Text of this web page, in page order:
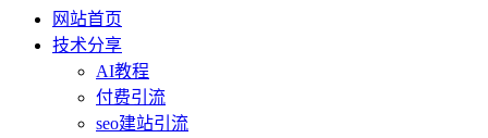
网站首页
技术分享
AI教程
付费引流
seo建站引流